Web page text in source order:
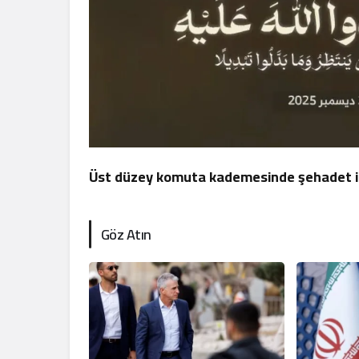
Üst düzey komuta kademesinde şehadet
Göz Atın